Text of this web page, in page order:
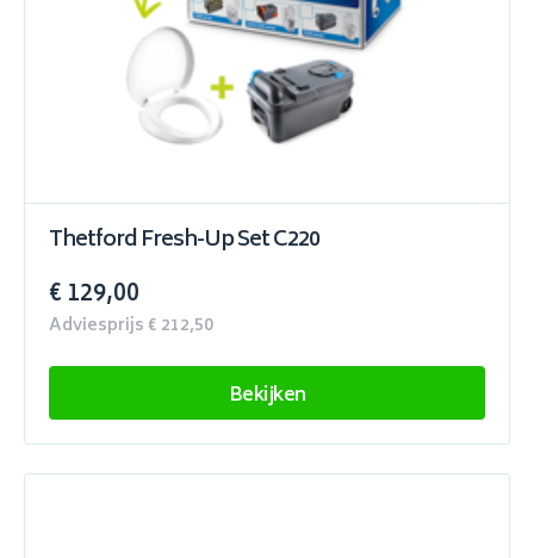
Thetford Fresh-Up Set C220
€ 129,00
Adviesprijs € 212,50
Bekijken